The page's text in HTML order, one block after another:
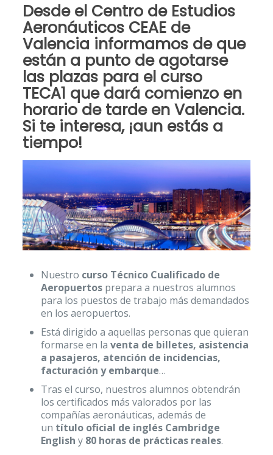
Desde el Centro de Estudios
Aeronáuticos CEAE de
Valencia informamos de que
están a punto de agotarse
las plazas para el curso
TECA1 que dará comienzo en
horario de tarde en Valencia.
Si te interesa, ¡aun estás a
tiempo!
Nuestro curso Técnico Cualificado de
Aeropuertosprepara a nuestros alumnos
para los puestos de trabajo más demandados
en los aeropuertos.
Está dirigido a aquellas personas que quieran
formarse en la venta de billetes, asistencia
a pasajeros, atención de incidencias,
facturación y embarque…
Tras el curso, nuestros alumnos obtendrán
los certificados más valorados por las
compañías aeronáuticas, además de
un título oficial de inglés Cambridge
English y80 horas de prácticas reales.